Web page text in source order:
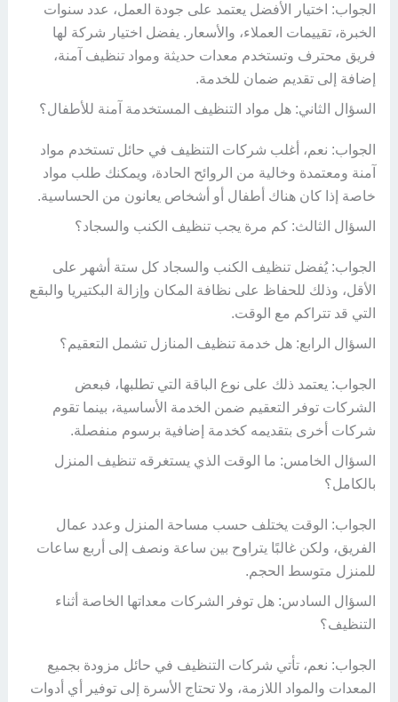
الجواب: اختيار الأفضل يعتمد على جودة العمل، عدد سنوات
الخبرة، تقييمات العملاء، والأسعار. يفضل اختيار شركة لها
فريق محترف وتستخدم معدات حديثة ومواد تنظيف آمنة،
إضافة إلى تقديم ضمان للخدمة.
السؤال الثاني: هل مواد التنظيف المستخدمة آمنة للأطفال؟
الجواب: نعم، أغلب شركات التنظيف في حائل تستخدم مواد
آمنة ومعتمدة وخالية من الروائح الحادة، ويمكنك طلب مواد
خاصة إذا كان هناك أطفال أو أشخاص يعانون من الحساسية.
السؤال الثالث: كم مرة يجب تنظيف الكنب والسجاد؟
الجواب: يُفضل تنظيف الكنب والسجاد كل ستة أشهر على
الأقل، وذلك للحفاظ على نظافة المكان وإزالة البكتيريا والبقع
التي قد تتراكم مع الوقت.
السؤال الرابع: هل خدمة تنظيف المنازل تشمل التعقيم؟
الجواب: يعتمد ذلك على نوع الباقة التي تطلبها، فبعض
الشركات توفر التعقيم ضمن الخدمة الأساسية، بينما تقوم
شركات أخرى بتقديمه كخدمة إضافية برسوم منفصلة.
السؤال الخامس: ما الوقت الذي يستغرقه تنظيف المنزل
بالكامل؟
الجواب: الوقت يختلف حسب مساحة المنزل وعدد عمال
الفريق، ولكن غالبًا يتراوح بين ساعة ونصف إلى أربع ساعات
للمنزل متوسط الحجم.
السؤال السادس: هل توفر الشركات معداتها الخاصة أثناء
التنظيف؟
الجواب: نعم، تأتي شركات التنظيف في حائل مزودة بجميع
المعدات والمواد اللازمة، ولا تحتاج الأسرة إلى توفير أي أدوات